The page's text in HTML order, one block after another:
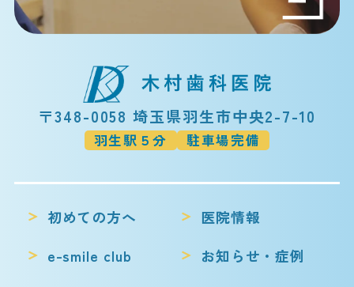
〒348-0058 埼玉県羽生市中央2-7-10
羽生駅５分 駐車場完備
初めての方へ
医院情報
e-smile club
お知らせ・症例